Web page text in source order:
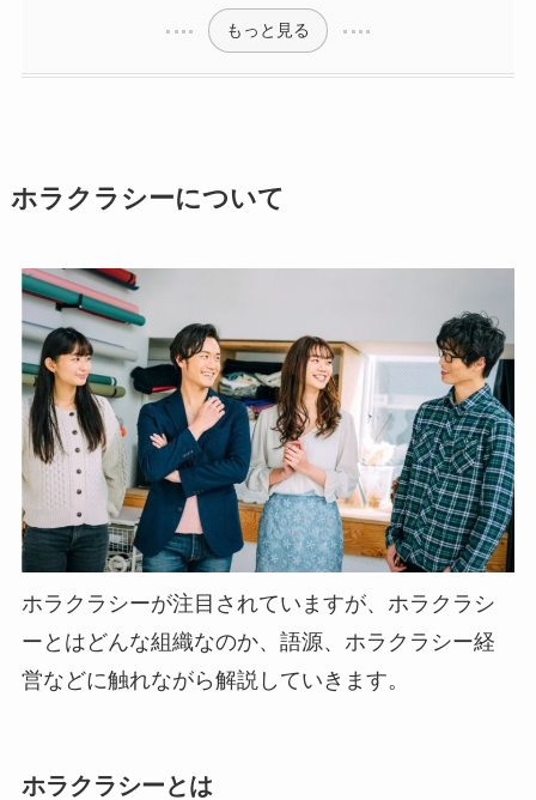
もっと見る
ホラクラシーについて
ホラクラシーが注目されていますが、ホラクラシ
ーとはどんな組織なのか、語源、ホラクラシー経
営などに触れながら解説していきます。
ホラクラシーとは